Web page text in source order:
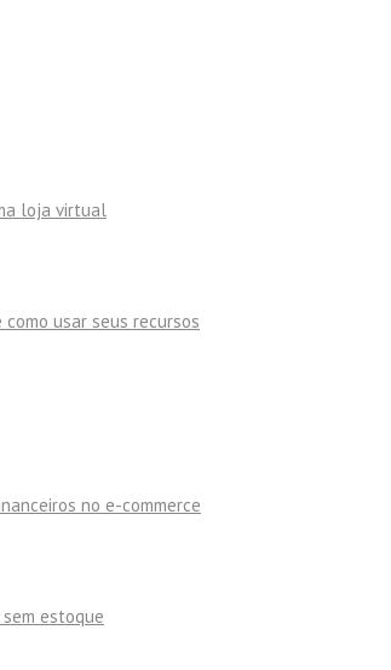
loja virtual
usar seus recursos
no e-commerce
estoque